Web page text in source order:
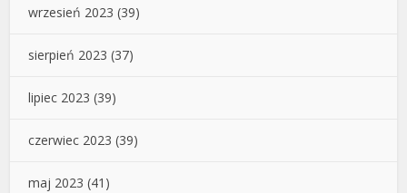
wrzesień 2023 (39)
sierpień 2023 (37)
lipiec 2023 (39)
czerwiec 2023 (39)
maj 2023 (41)